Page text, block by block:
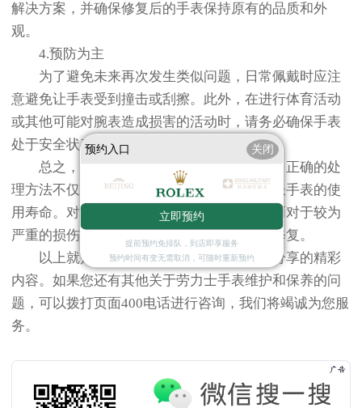
解决方案，并确保修复后的手表保持原有的品质和外
观。
4.预防为主
为了避免未来再次发生类似问题，日常佩戴时应注
意避免让手表受到撞击或刮擦。此外，在进行体育活动
或其他可能对腕表造成损害的活动时，请务必确保手表
处于安全状态。
总之，当劳力士手表的表壳出现问题时，正确的处
理方法不仅能够帮助恢复其美观度，还能延长手表的使
用寿命。对于轻微损伤可以自己动手解决；而对于较为
严重的损伤，则应寻求专业人士的帮助进行修复。
以上就是
广州劳力士保养服务中心为您分享的精彩
内容。如果您还有其他关于劳力士手表维护和保养的问
题，可以拨打页面400电话进行咨询，我们将竭诚为您服
务。
预约入口 关闭
立即预约
提前预约免排队，到店即享服务
预约时间有变无需取消，可随时重新预约